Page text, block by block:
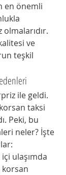
en önemli
ve
teşkil
ile geldi.
taksi
Peki, bu
neler? İşte
ulaşımda